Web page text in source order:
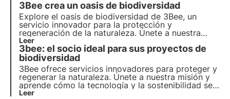
unen para crear un futuro más verde para las
empresas y el planeta.
3Bee crea un oasis de biodiversidad
Explore el oasis de biodiversidad de 3Bee, un
servicio innovador para la protección y
regeneración de la naturaleza. Únete a nuestra
misión y descubre cómo la tecnología y el
desarrollo sostenible se entrecruzan para crear un
futuro más verde para las empresas y el planeta.
Leer
3bee: el socio ideal para sus proyectos de
biodiversidad
3Bee ofrece servicios innovadores para proteger y
regenerar la naturaleza. Únete a nuestra misión y
aprende cómo la tecnología y la sostenibilidad se
unen para crear un futuro más verde para las
Leer